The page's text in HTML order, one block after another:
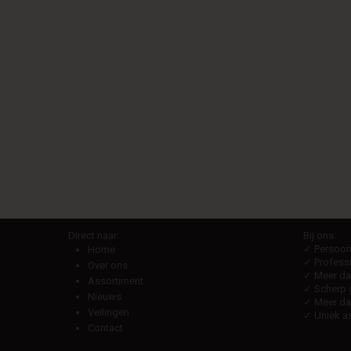
Direct naar:
Home
Over ons
Assortiment
Nieuws
Veilingen
Contact
Bij ons:
✓
✓
✓ Meer
✓ Scherp
✓ Meer
✓ Uniek